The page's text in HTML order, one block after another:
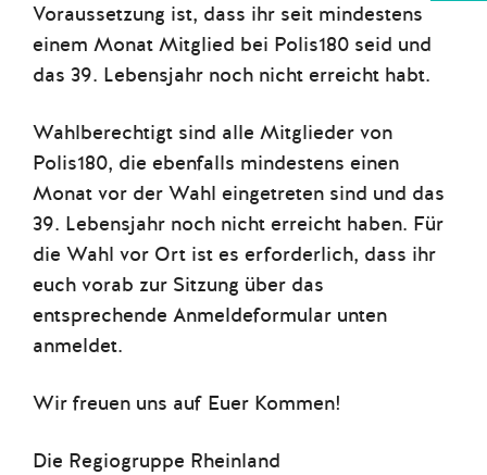
Voraussetzung ist, dass ihr seit mindestens
einem Monat Mitglied bei Polis180 seid und
das 39. Lebensjahr noch nicht erreicht habt.
Wahlberechtigt sind alle Mitglieder von
Polis180, die ebenfalls mindestens einen
Monat vor der Wahl eingetreten sind und das
39. Lebensjahr noch nicht erreicht haben. Für
die Wahl vor Ort ist es erforderlich, dass ihr
euch vorab zur Sitzung über das
entsprechende Anmeldeformular unten
anmeldet.
Wir freuen uns auf Euer Kommen!
Die Regiogruppe Rheinland